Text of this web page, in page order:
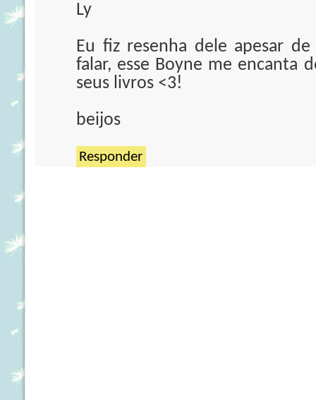
Ly
Eu fiz resenha dele apesar
falar, esse Boyne me encanta
seus livros <3!
beijos
Responder